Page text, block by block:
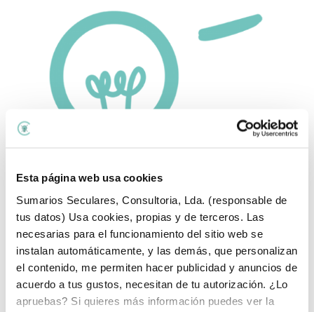
Esta página web usa cookies
Sumarios Seculares, Consultoria, Lda. (responsable de
tus datos) Usa cookies, propias y de terceros. Las
necesarias para el funcionamiento del sitio web se
instalan automáticamente, y las demás, que personalizan
el contenido, me permiten hacer publicidad y anuncios de
acuerdo a tus gustos, necesitan de tu autorización. ¿Lo
apruebas? Si quieres más información puedes ver la
Temas del blog:
Temas
del
blog: